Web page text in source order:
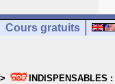
Cours gratuits
> INDISPENSABLES :